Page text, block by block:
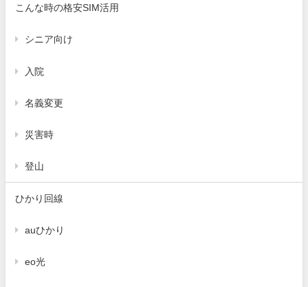
こんな時の格安SIM活用
シニア向け
入院
名義変更
災害時
登山
ひかり回線
auひかり
eo光